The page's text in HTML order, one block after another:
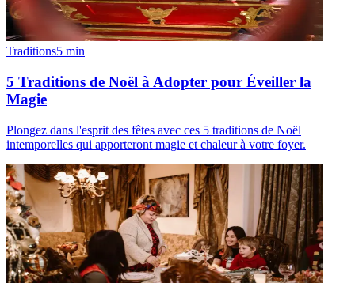
Traditions5 min
5 Traditions de Noël à Adopter pour Éveiller la
Magie
Plongez dans l'esprit des fêtes avec ces 5 traditions de Noël
intemporelles qui apporteront magie et chaleur à votre foyer.